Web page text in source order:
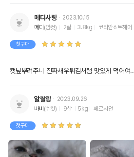
메디사랑
2023.10.15
메디 (암컷) 2살 3.8kg 코리안쇼트헤어
첫구매
캣닢뿌려주니 진짜새우튀김처럼 맛있게 먹어여..
알랄랑
2023.09.26
바비 (수컷) 9살 5kg 페르시안
첫구매